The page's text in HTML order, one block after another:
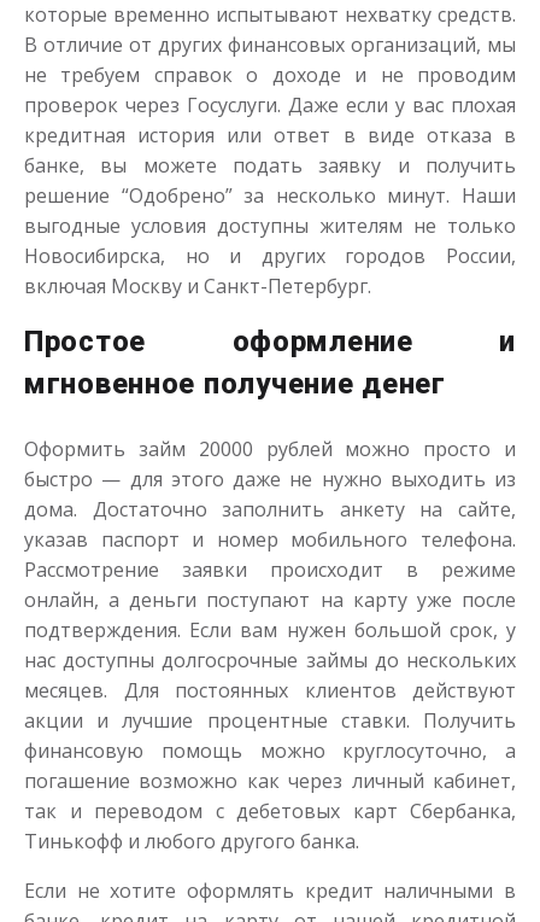
которые временно испытывают нехватку средств.
В отличие от других финансовых организаций, мы
не требуем справок о доходе и не проводим
проверок через Госуслуги. Даже если у вас плохая
кредитная история или ответ в виде отказа в
банке, вы можете подать заявку и получить
решение “Одобрено” за несколько минут. Наши
выгодные условия доступны жителям не только
Новосибирска, но и других городов России,
включая Москву и Санкт-Петербург.
Простое оформление и
мгновенное получение денег
Оформить займ 20000 рублей можно просто и
быстро — для этого даже не нужно выходить из
дома. Достаточно заполнить анкету на сайте,
указав паспорт и номер мобильного телефона.
Рассмотрение заявки происходит в режиме
онлайн, а деньги поступают на карту уже после
подтверждения. Если вам нужен большой срок, у
нас доступны долгосрочные займы до нескольких
месяцев. Для постоянных клиентов действуют
акции и лучшие процентные ставки. Получить
финансовую помощь можно круглосуточно, а
погашение возможно как через личный кабинет,
так и переводом с дебетовых карт Сбербанка,
Тинькофф и любого другого банка.
Если не хотите оформлять кредит наличными в